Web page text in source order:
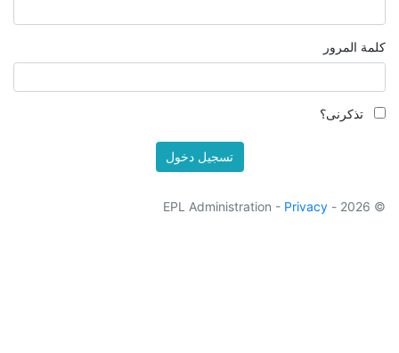
كلمة المرور
تذكرنى؟
تسجيل دخول
© 2026 - EPL Administration -
Privacy